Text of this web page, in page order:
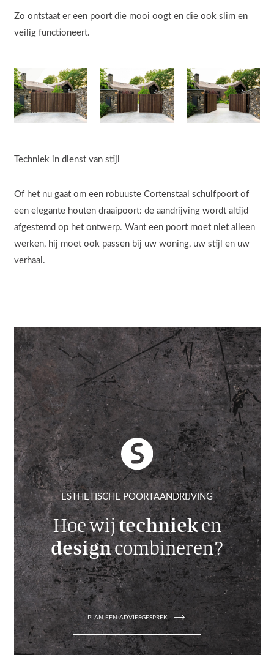
Zo ontstaat er een poort die mooi oogt en die ook slim en
veilig functioneert.
Techniek in dienst van stijl
Of het nu gaat om een robuuste Cortenstaal schuifpoort of
een elegante houten draaipoort: de aandrijving wordt altijd
afgestemd op het ontwerp. Want een poort moet niet alleen
werken, hij moet ook passen bij uw woning, uw stijl en uw
verhaal.
ESTHETISCHE POORTAANDRIJVING
Hoe wijtechnieken
designcombineren?
PLAN EEN ADVIESGESPREK trending_flat